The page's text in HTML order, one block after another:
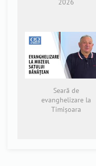
2026
Seară de
evanghelizare la
Timișoara